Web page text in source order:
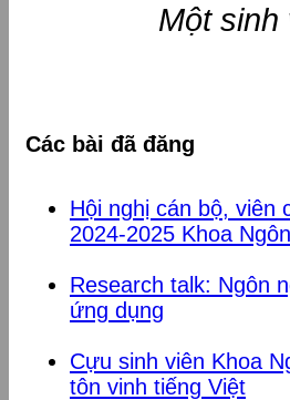
Một sinh
Các bài đã đăng
Hội nghị cán bộ, viên
2024-2025 Khoa
Research talk: Ngôn
ứng dụng
Cựu sinh viên Khoa
tôn vinh tiếng Việt